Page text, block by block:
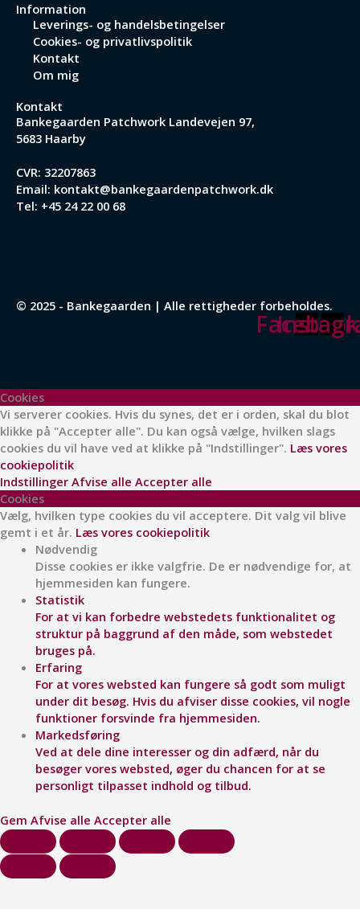
Information
Leverings- og handelsbetingelser
Cookies- og privatlivspolitik
Kontakt
Om mig
Kontakt
Bankegaarden Patchwork Landevejen 97,
5683 Haarby
CVR: 32207863
Email: kontakt@bankegaardenpatchwork.dk
Tel: +45 24 22 00 68
© 2025 - Bankegaarden | Alle rettigheder forbeholdes.
Facebook
Cookies
Vi serverer cookies. Hvis du synes, det er i orden, skal du blot
klikke på "Accepter alle". Du kan også vælge, hvilken slags
cookies du vil have ved at klikke på "Indstillinger". Læs vores
cookiepolitik
Indstillinger Afvise alle Accepter alle
Cookies
Vælg, hvilken type cookies du vil acceptere. Dit valg vil blive
gemt i et år. Læs vores cookiepolitik
Nødvendig
Disse cookies er ikke valgfrie. De er nødvendige for, at
hjemmesiden kan fungere.
Statistik
For at vi kan forbedre webstedets funktionalitet og
struktur på baggrund af den måde, som webstedet
bruges på.
Erfaring
For at vores websted kan fungere så godt som muligt
under dit besøg. Hvis du afviser disse cookies, vil nogle
funktioner forsvinde fra hjemmesiden.
Markedsføring
Ved at dele dine interesser og din adfærd, når du
besøger vores websted, øger du chancen for at se
personligt tilpasset indhold og tilbud.
Gem Afvise alle Accepter alle